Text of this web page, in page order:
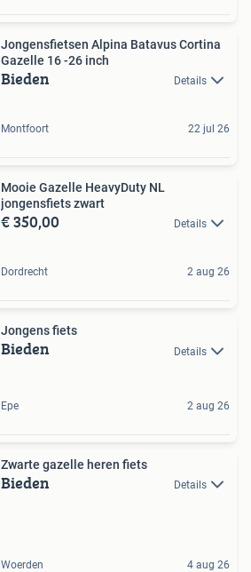
Jongensfietsen Alpina Batavus Cortina
Gazelle 16 -26 inch
Bieden Details
Montfoort 22 jul 26
Mooie Gazelle HeavyDuty NL
jongensfiets zwart
€ 350,00 Details
Dordrecht 2 aug 26
Jongens fiets
Bieden Details
Epe 2 aug 26
Zwarte gazelle heren fiets
Bieden Details
Woerden 4 aug 26